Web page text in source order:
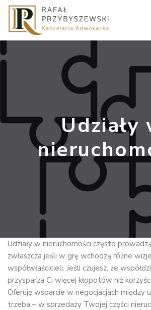
Udziały
Udziały w nieruchomości często
zwłaszcza jeśli w grę wchodzą różne
współwłaścicieli. Jeśli czujesz, że
przysparza Ci więcej kłopotów niż
Oferuję wsparcie w negocjacjach między
trzeba – w sprzedaży Twojej części